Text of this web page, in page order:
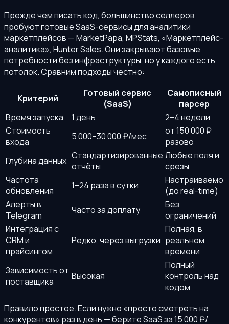
Прежде чем писать код, большинство селлеров
пробуют готовые SaaS-сервисы для аналитики
маркетплейсов — MarketPapa, MPStats, «Маркетплейс-
аналитика», Hunter Sales. Они закрывают базовые
потребности без инфраструктуры, но у каждого есть
потолок. Сравним подходы честно:
Критерий
Готовый сервис
(SaaS)
Самописный
парсер
Время запуска
1 день
2–4 недели
Стоимость
входа
5 000–30 000 ₽/мес
от 150 000 ₽
разово
Глубина данных Стандартизированные
отчёты
Любые поля и
срезы
Частота
обновления
1–24 раза в сутки
Настраиваемо
(до real-time)
Алерты в
Telegram
Часто за доплату
Без
ограничений
Интеграция с
CRM и
прайсингом
Редко, через выгрузки
Полная, в
реальном
времени
Зависимость от
поставщика
Высокая
Полный
контроль над
кодом
Правило простое. Если нужно «просто смотреть на
конкурентов» раз в день — берите SaaS за 15 000 ₽/